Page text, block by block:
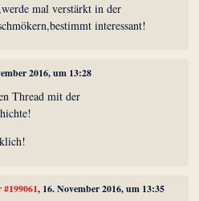
mal verstärkt in der
interessant!
2016, um 13:28
Thread mit der
, 16. November 2016, um 13:35